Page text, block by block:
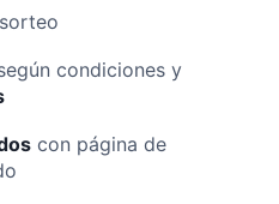
condiciones y
con página de